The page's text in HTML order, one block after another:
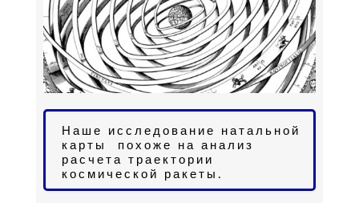
Наше исследование натальной
карты похоже на анализ
расчета траектории
космической ракеты.